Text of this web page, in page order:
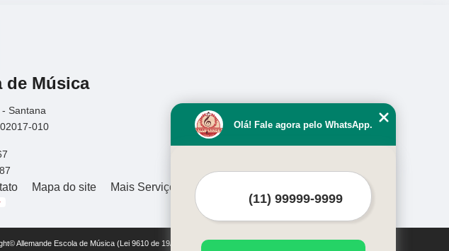
de Música
Santana
010
Mapa do site Mais Serviços
Allemande Escola de Música (Lei 9610 de 19/02/1998)
Olá! Fale agora pelo WhatsApp.